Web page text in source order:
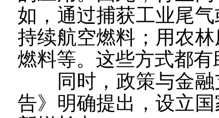
如，通过捕获工业尾
持续航空燃料；用农
燃料等。这些方式都
同时，政策与金融
告》明确提出，设立